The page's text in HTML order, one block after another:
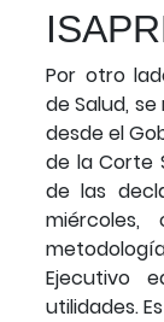
Por otro
de Salud,
desde el
de la Corte
de las
miércoles,
Ejecutivo
utilidades.